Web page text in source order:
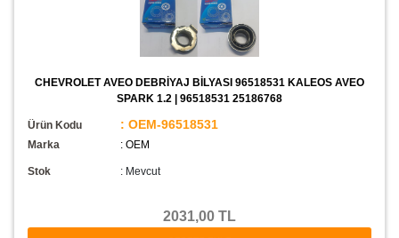
CHEVROLET AVEO DEBRİYAJ BİLYASI 96518531 KALEOS AVEO
SPARK 1.2 | 96518531 25186768
Ürün Kodu : OEM-96518531
Marka : OEM
Stok : Mevcut
2031,00 TL